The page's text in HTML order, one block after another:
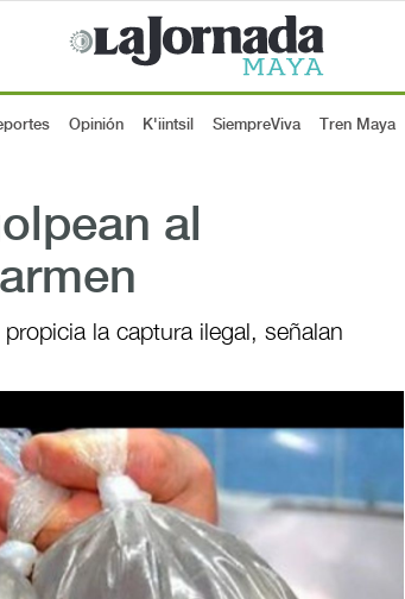
Opinión K'iintsil SiempreViva Tren Maya
al
la captura ilegal, señalan